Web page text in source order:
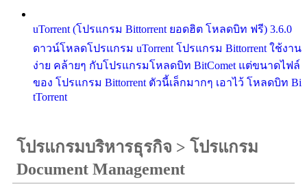
uTorrent (โปรแกรม Bittorrent ยอดฮิต โหลดบิท ฟรี) 3.6.0
ดาวน์โหลดโปรแกรม uTorrent โปรแกรม Bittorrent ใช้งาน
ง่าย คล้ายๆ กับโปรแกรมโหลดบิท BitComet แต่ขนาดไฟล์
ของ โปรแกรม Bittorrent ตัวนี้เล็กมากๆ เอาไว้ โหลดบิท Bi
tTorrent
โปรแกรมบริหารธุรกิจ > โปรแกรม
Document Management